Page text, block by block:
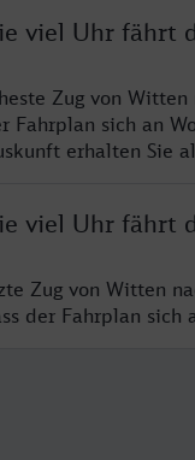
viel Uhr fährt
Zug von
Fahrplan sich an
erhalten Sie
viel Uhr fährt
Zug von Witten
der Fahrplan sich